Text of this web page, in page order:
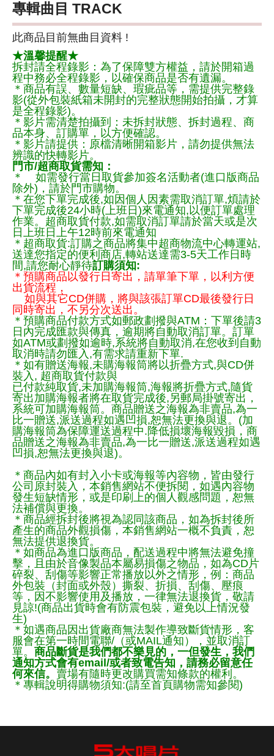
專輯曲目 TRACK
此商品目前無曲目資料 !
★溫馨提醒★
拆封請全程錄影：為了保障雙方權益，請於開箱過
程中務必全程錄影，以確保商品是否有遺漏。
＊商品有誤、數量短缺、瑕疵品等，需提供完整錄
影(從外包裝紙箱未開封的完整狀態開始拍攝，才算
是全程錄影)。
＊影片需清楚拍攝到：未拆封狀態、拆封過程、商
品本身、訂購單，以方便確認。
＊影片請提供：原檔清晰開箱影片，請勿提供無法
辨識的快轉影片。
門市/超商取貨需知：
＊ 如需發行當日取貨參加簽名活動者(進口版商品
除外)，請於門市購物。
＊在您下單完成後,如因個人因素需取消訂單,煩請於
下單完成後24小時(上班日)來電通知,以便訂單處理
作業。超商取貨付款,如需取消訂單請於當天或是次
日上班日上午12時前來電通知
＊超商取貨:訂購之商品將集中超商物流中心轉運站,
送達您指定的便利商店,轉站送達需3-5天工作日時
間,請您耐心靜待訂購須知:
＊預購商品以發行日寄出，請單筆下單，以利方便
出貨流程，
如與其它CD併購，將與該張訂單CD最後發行日
同時寄出，不另分次送出。
＊預購商品付款方式如郵政劃撥與ATM：下單後請3
日內完成匯款與傳真，逾期將自動取消訂單。訂單
如ATM或劃撥如逾時,系統將自動取消,在您收到自動
取消時請勿匯入,有需求請重新下單.
＊如有贈送海報,未購海報筒將以折疊方式,與CD併
裝入, 超商取貨付款與
已付款純取貨,未加購海報筒,海報將折疊方式,隨貨
寄出加購海報者將在取貨完成後,另郵局掛號寄出，
系統可加購海報筒。商品贈送之海報為非賣品,為一
比一贈送,派送過程如遇凹損,恕無法更換與退。(加
購海報筒為保障運送過程中.降低損壞海報毀損，商
品贈送之海報為非賣品,為一比一贈送,派送過程如遇
凹損,恕無法更換與退)。
＊商品內如有封入小卡或海報等內容物，皆由發行
公司原封裝入，本銷售網站不便拆閱，如遇內容物
發生短缺情形，或是印刷上的個人觀感問題，恕無
法補償與更換。
＊商品經拆封後將視為認同該商品，如為拆封後所
產生的商品外觀損傷，本銷售網站一概不負責，恕
無法提供退換貨。
＊如商品為進口版商品，配送過程中將無法避免撞
擊，且由於音像製品本屬易損傷之物品，如為CD片
碎裂、刮傷等影響正常播放以外之情形，例：商品
外包裝（封面或外殼）撕裂、折損、刮傷、壓痕
等，因不影響使用及播放，一律無法退換貨，敬請
見諒!(商品出貨時會有防震包裝，避免以上情況發
生)
＊如遇商品因出貨廠商無法製作導致斷貨情形，客
服會在第一時間電聯/（或MAIL通知），並取消訂
單。 商品斷貨是我們都不樂見的，一但發生，我們
通知方式會有email/或者致電告知，請務必留意任
何來信。 賣場有隨時更改購買需知條款的權利。
＊專輯說明得購物須知:(請至首頁購物需知參閱)